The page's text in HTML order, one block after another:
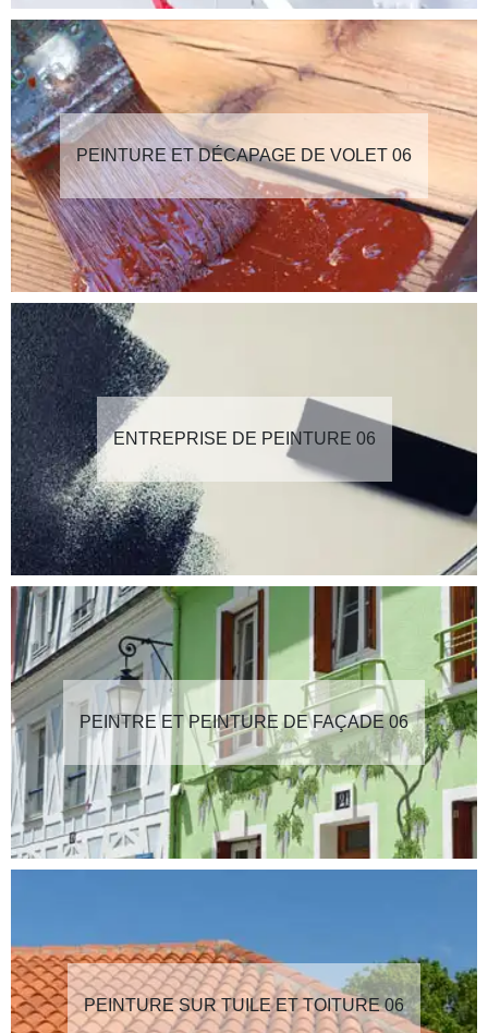
PEINTURE ET DÉCAPAGE DE VOLET 06
ENTREPRISE DE PEINTURE 06
PEINTRE ET PEINTURE DE FAÇADE 06
PEINTURE SUR TUILE ET TOITURE 06